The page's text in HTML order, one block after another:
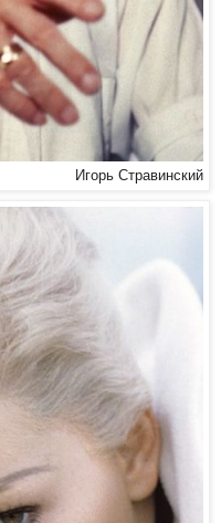
Игорь Стравинский